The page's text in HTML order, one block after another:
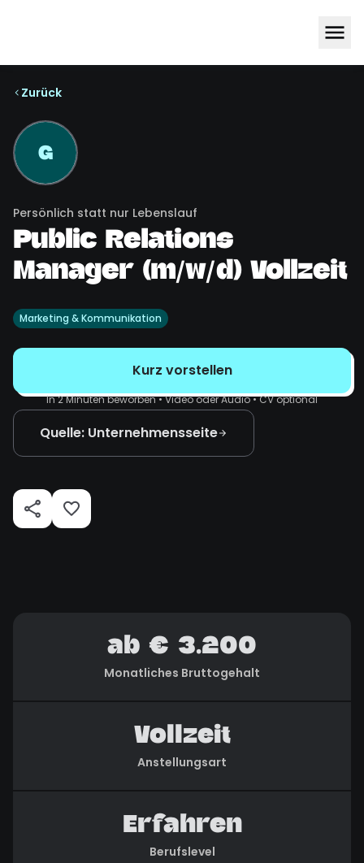
Zurück
G
Persönlich statt nur Lebenslauf
Public Relations
Manager (m/w/d) Vollzeit
Marketing & Kommunikation
Kurz vorstellen
In 2 Minuten beworben • Video oder Audio • CV optional
Quelle: Unternehmensseite
ab € 3.200
Monatliches Bruttogehalt
Vollzeit
Anstellungsart
Erfahren
Berufslevel